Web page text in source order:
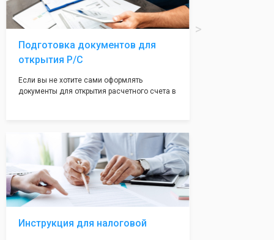
Подготовка документов для
открытия Р/С
Если вы не хотите сами оформлять
документы для открытия расчетного счета в
открытия счета, с минимальным затратом
вашего времени и сил!
Инструкция для налоговой